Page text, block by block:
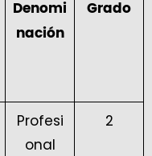
Denomi
nación
Grado
Profesi
onal
2